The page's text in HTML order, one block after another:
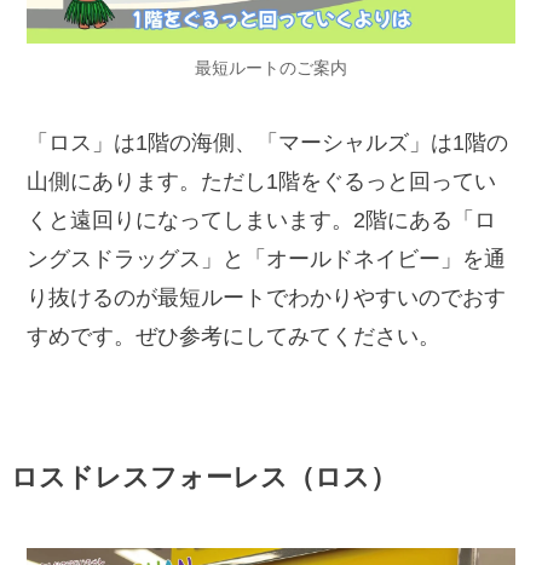
最短ルートのご案内
「ロス」は1階の海側、「マーシャルズ」は1階の
山側にあります。ただし1階をぐるっと回ってい
くと遠回りになってしまいます。2階にある「ロ
ングスドラッグス」と「オールドネイビー」を通
り抜けるのが最短ルートでわかりやすいのでおす
すめです。ぜひ参考にしてみてください。
ロスドレスフォーレス（ロス）